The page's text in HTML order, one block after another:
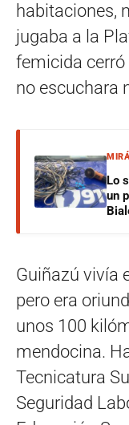
habitaciones,
jugaba a la
femicida cerró
no escuchara
Lo
un
Guiñazú vivía
pero era
unos 100
mendocina.
Tecnicatura
Seguridad